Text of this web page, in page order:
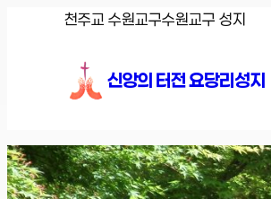
가
기
천주교 수원교구수원교구 성지
신앙의 터전 요당리성지